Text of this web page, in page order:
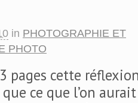
in PHOTOGRAPHIE ET
PHOTO
pages cette
ce que l’on